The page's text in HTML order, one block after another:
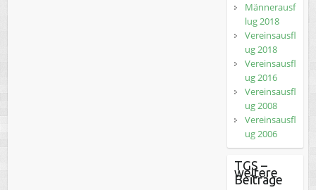
Männerausf
lug 2018
Vereinsausfl
ug 2018
Vereinsausfl
ug 2016
Vereinsausfl
ug 2008
Vereinsausfl
ug 2006
TGS –
weitere
Beiträge